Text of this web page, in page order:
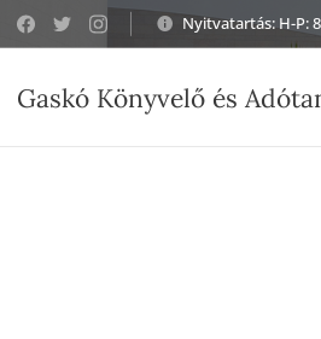
Nyitvatartás: H-P:
Gaskó Könyvelő és